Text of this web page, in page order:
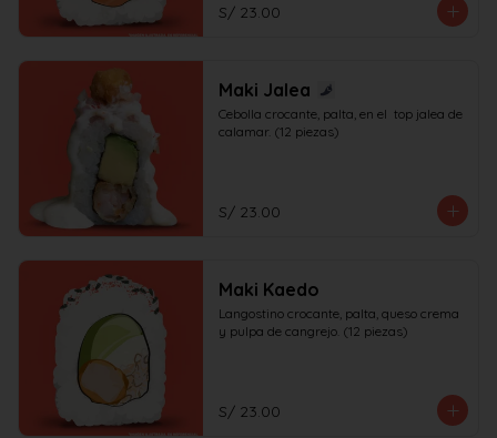
S/ 23.00
Maki Jalea
Cebolla crocante, palta, en el  top jalea de
calamar. (12 piezas)
S/ 23.00
Maki Kaedo
Langostino crocante, palta, queso crema
y pulpa de cangrejo. (12 piezas)
S/ 23.00